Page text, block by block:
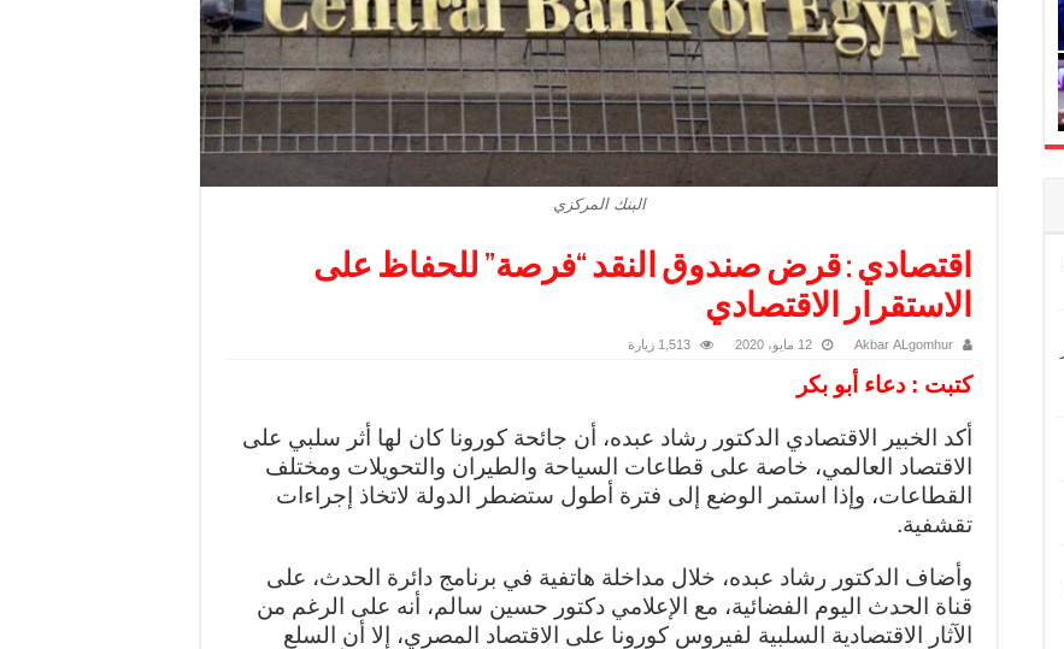
البنك المركزي
اقتصادي : قرض صندوق النقد “فرصة” للحفاظ على
الاستقرار الاقتصادي
Akbar ALgomhur 12 مايو، 2020 1,513 زيارة
كتبت : دعاء أبو بكر
أكد الخبير الاقتصادي الدكتور رشاد عبده، أن جائحة كورونا كان لها أثر سلبي على
الاقتصاد العالمي، خاصة على قطاعات السياحة والطيران والتحويلات ومختلف
القطاعات، وإذا استمر الوضع إلى فترة أطول ستضطر الدولة لاتخاذ إجراءات
تقشفية.
وأضاف الدكتور رشاد عبده، خلال مداخلة هاتفية في برنامج دائرة الحدث، على
قناة الحدث اليوم الفضائية، مع الإعلامي دكتور حسين سالم، أنه على الرغم من
الآثار الاقتصادية السلبية لفيروس كورونا على الاقتصاد المصري، إلا أن السلع